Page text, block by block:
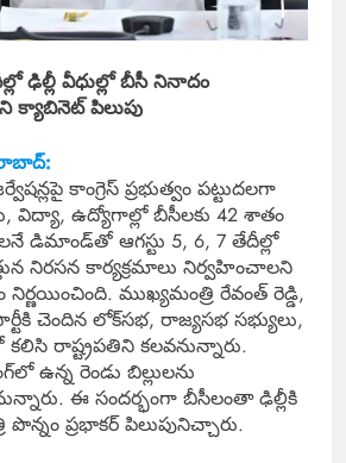
ఢిల్లీ వీధుల్లో బీసీ నినాదం
పిలుపు
కాంగ్రెస్ ప్రభుత్వం పట్టుదలగా
విద్యా, ఉద్యోగాల్లో బీసీలకు 42 శాతం
డిమాండ్‌తో ఆగస్టు 5, 6, 7 తేదీల్లో
నిరసన కార్యక్రమాలు నిర్వహించాలని
నిర్ణయించింది. ముఖ్యమంత్రి రేవంత్ రెడ్డి,
చెందిన లోక్‌సభ, రాజ్యసభ సభ్యులు,
రాష్ట్రపతిని కలవనున్నారు.
ఉన్న రెండు బిల్లులను
ఈ సందర్భంగా బీసీలంతా ఢిల్లీకి
ప్రభాకర్ పిలుపునిచ్చారు.